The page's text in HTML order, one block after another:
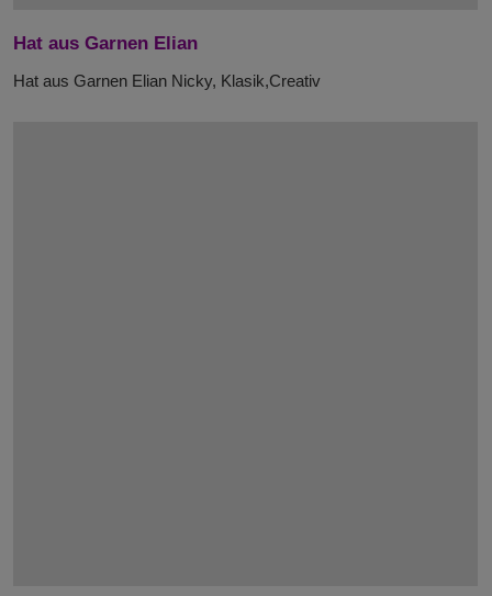
Hat aus Garnen Elian
Hat aus Garnen Elian Nicky, Klasik,Creativ